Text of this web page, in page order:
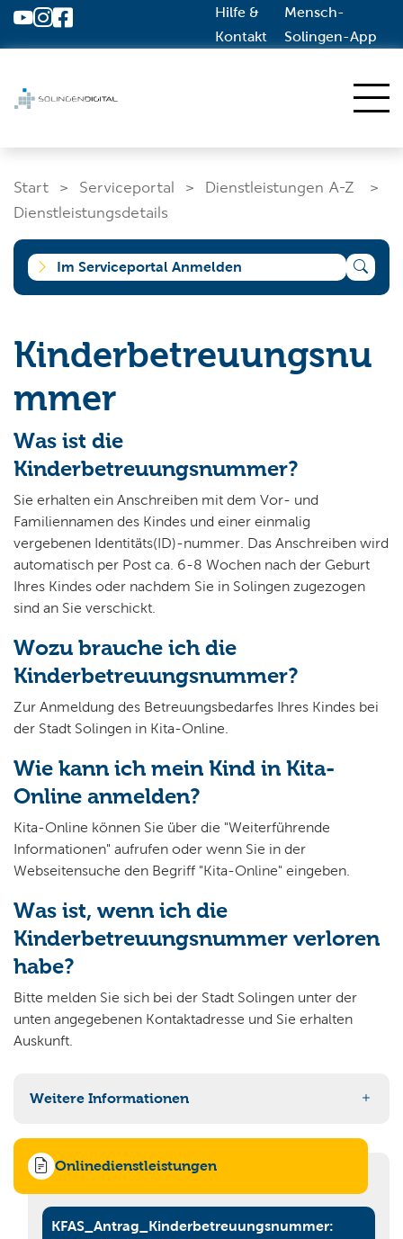
Zum Hauptinhalt springen
Hilfe &
Kontakt
Mensch-
Solingen-App
Dienstleistungen A-Z
Solingen.de
Start Serviceportal
Dienstleistungen A-Z
Dienstleistungsdetails
Im Serviceportal Anmelden
Was suchen Sie?
Kinderbetreuungsnu
mmer
Kurzbeschreibung
Beschreibung
Was ist die
Kinderbetreuungsnummer?
Sie erhalten ein Anschreiben mit dem Vor- und
Familiennamen des Kindes und einer einmalig
vergebenen Identitäts(ID)-nummer. Das Anschreiben wird
automatisch per Post ca. 6-8 Wochen nach der Geburt
Ihres Kindes oder nachdem Sie in Solingen zugezogen
sind an Sie verschickt.
Wozu brauche ich die
Kinderbetreuungsnummer?
Zur Anmeldung des Betreuungsbedarfes Ihres Kindes bei
der Stadt Solingen in Kita-Online.
Wie kann ich mein Kind in Kita-
Online anmelden?
Kita-Online können Sie über die "Weiterführende
Informationen" aufrufen oder wenn Sie in der
Webseitensuche den Begriff "Kita-Online" eingeben.
Was ist, wenn ich die
Kinderbetreuungsnummer verloren
habe?
Bitte melden Sie sich bei der Stadt Solingen unter der
unten angegebenen Kontaktadresse und Sie erhalten
Auskunft.
Weitere Informationen
Kita: Suche nach Betreuungsplätzen
Kita: Essengeld
Kinderbetreuung bei Tageseltern
Tagesmutter / Tagesvater werden
Onlinedienstleistungen
KFAS_Antrag_Kinderbetreuungsnummer: